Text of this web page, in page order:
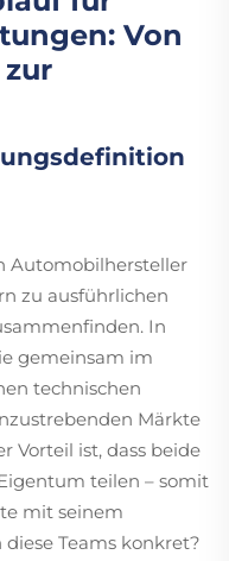
Von
Automobilhersteller
zu ausführlichen
In
gemeinsam im
technischen
Märkte
Vorteil ist, dass beide
teilen – somit
mit seinem
Teams konkret?